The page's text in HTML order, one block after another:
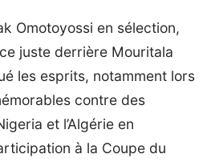
Omotoyossi en sélection,
juste derrière Mouritala
les esprits, notamment lors
contre des
et l’Algérie en
à la Coupe du